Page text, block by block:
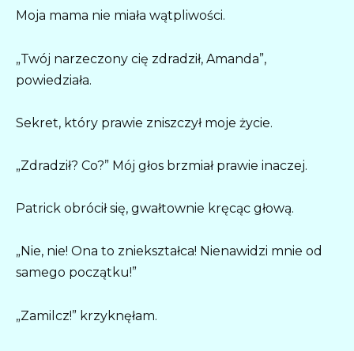
Moja mama nie miała wątpliwości.
„Twój narzeczony cię zdradził, Amanda”,
powiedziała.
Sekret, który prawie zniszczył moje życie.
„Zdradził? Co?” Mój głos brzmiał prawie inaczej.
Patrick obrócił się, gwałtownie kręcąc głową.
„Nie, nie! Ona to zniekształca! Nienawidzi mnie od
samego początku!”
„Zamilcz!” krzyknęłam.